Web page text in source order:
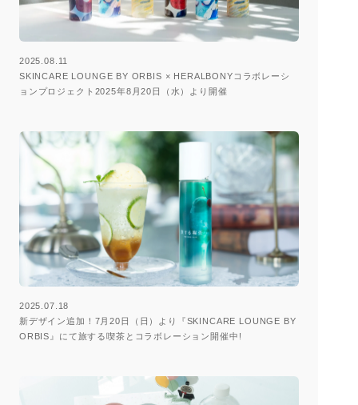
2025.08.11
SKINCARE LOUNGE BY ORBIS × HERALBONYコラボレーシ
ョンプロジェクト2025年8月20日（水）より開催
2025.07.18
新デザイン追加！7月20日（日）より『SKINCARE LOUNGE BY
ORBIS』にて旅する喫茶とコラボレーション開催中!